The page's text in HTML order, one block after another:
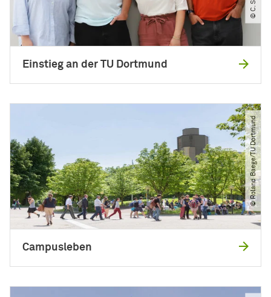
Einstieg an der TU Dortmund
© Roland Baege​/​TU Dortmund
Campusleben